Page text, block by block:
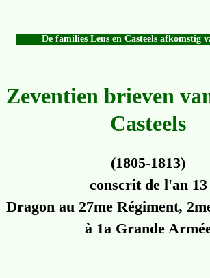
De families Leus en Casteels afkomstig
Zeventien brieven
Casteels
(1805-1813)
conscrit de l'an 13
Dragon au 27me Régiment,
à 1a Grande